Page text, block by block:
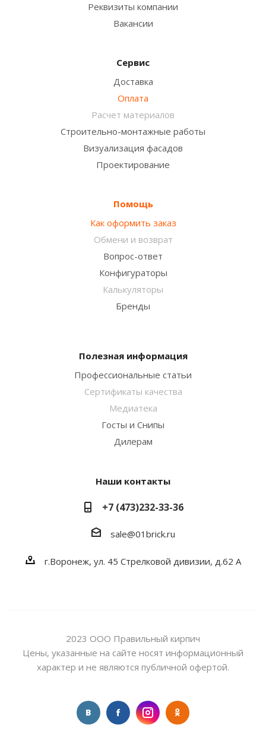
Реквизиты компании
Вакансии
Сервис
Доставка
Оплата
Расчет материалов
Строительно-монтажные работы
Визуализация фасадов
Проектирование
Помощь
Как оформить заказ
Обмени и возврат
Вопрос-ответ
Конфигураторы
Калькуляторы
Бренды
Полезная информация
Профессиональные статьи
Сертификаты качества
Медиатека
Госты и Снипы
Дилерам
Наши контакты
+7 (473)232-33-36
sale@01brick.ru
г.Воронеж, ул. 45 Стрелковой дивизии, д.62 А
2023 ООО Правильный кирпич
Цены, указанные на сайте носят информационный
характер и не являются публичной офертой.